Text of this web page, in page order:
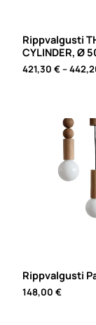
Rippvalgusti
CYLINDER, Ø
421,30€–
Rippvalgusti
148,00€